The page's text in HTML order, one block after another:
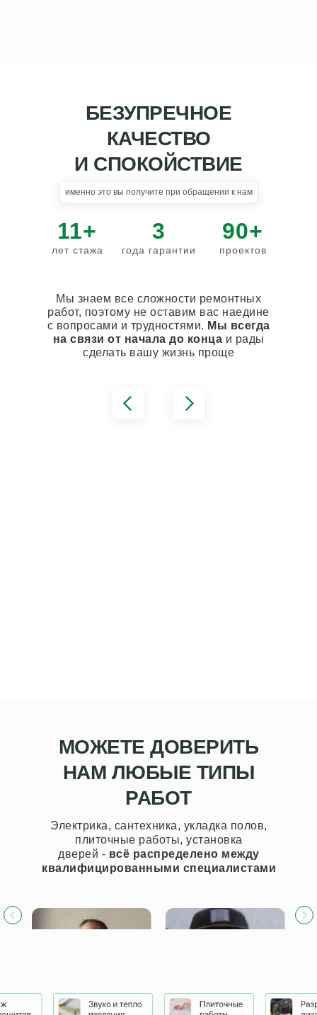
БЕЗУПРЕЧНОЕ
КАЧЕСТВО
И СПОКОЙСТВИЕ
11+
именно это вы получите при обращении к нам
лет стажа
90+
проектов
3
года гарантии
Мы знаем все сложности ремонтных
работ, поэтому не оставим вас наедине
с вопросами и трудностями. Мы всегда
на связи от начала до конца и рады
сделать вашу жизнь проще
МОЖЕТЕ ДОВЕРИТЬ
НАМ ЛЮБЫЕ ТИПЫ
РАБОТ
Электрика, сантехника, укладка полов,
плиточные работы, установка
дверей - всё распределено между
квалифицированными специалистами